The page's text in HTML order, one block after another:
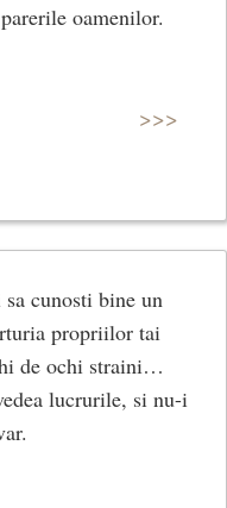
oamenilor.
>>>
cunosti bine un
propriilor tai
de ochi straini…
lucrurile, si nu-i